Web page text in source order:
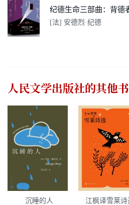
[法] 安德烈·纪德
人民文学出版社的其他
沉睡的人 江枫译雪莱诗